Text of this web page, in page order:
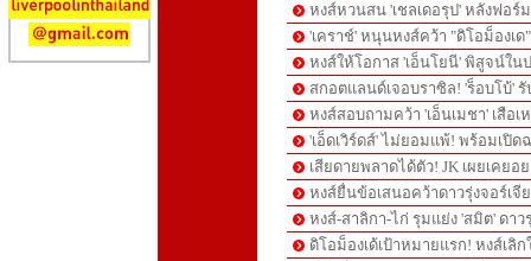
หงส์หวนสน 'เชลเดอรุป' หลังฟอร์
'เคราช์' หนุนหงส์คว้า "ดิโอม็องเ
หงส์ให้โอกาส 'เอ็นโยนี' พิสูจน์ใ
สกอตแลนด์เจอบราซิล! 'ร็อบโบ้'
หงส์สอบถามคว้า 'เอ็นเมชา' เสือเ
'เอ็ดเวิร์ดส์' ไม่ยอมแพ้! พร้อมเปิด
เสียดายพลาดได้ตัว! JK เผยเคยอ
หงส์ยื่นข้อเสนอคว้าดาวรุ่งจอร์เจี
หงส์-สาลิกา-ไก่ รุมแย่ง 'สมิต' ดา
ดิโอม็องเด้เป้าหมายแรก! หงส์เลิ